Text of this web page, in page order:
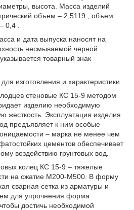
высота. Масса изделий
объем – 2,5119 , объем
0,4 .
и дата выпуска наносят на
несмываемой черной
товарный знак
изготовления и характеристики.
стеновые КС 15-9 методом
изделию необходимую
жесткость. Эксплуатация изделия
предъявляет к ним особые
– марка не менее чем
цементов обеспечивает
воздействию грунтовых вод.
колец КС 15-9 – тяжелые
на сжатие М200-М500. В форму
сварная сетка из арматуры и
для упрочнения форма
достичь необходимой